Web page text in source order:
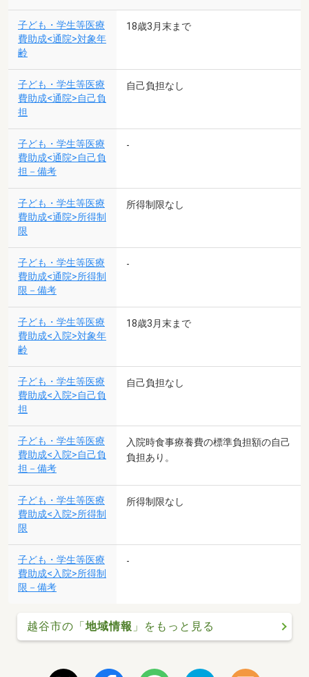
子ども・学生等医療
費助成<通院>対象年
齢
18歳3月末まで
子ども・学生等医療
費助成<通院>自己負
担
自己負担なし
子ども・学生等医療
費助成<通院>自己負
担－備考
-
子ども・学生等医療
費助成<通院>所得制
限
所得制限なし
子ども・学生等医療
費助成<通院>所得制
限－備考
-
子ども・学生等医療
費助成<入院>対象年
齢
18歳3月末まで
子ども・学生等医療
費助成<入院>自己負
担
自己負担なし
子ども・学生等医療
費助成<入院>自己負
担－備考
入院時食事療養費の標準負担額の自己
負担あり。
子ども・学生等医療
費助成<入院>所得制
限
所得制限なし
子ども・学生等医療
費助成<入院>所得制
限－備考
-
越谷市の「 地域情報 」をもっと見る